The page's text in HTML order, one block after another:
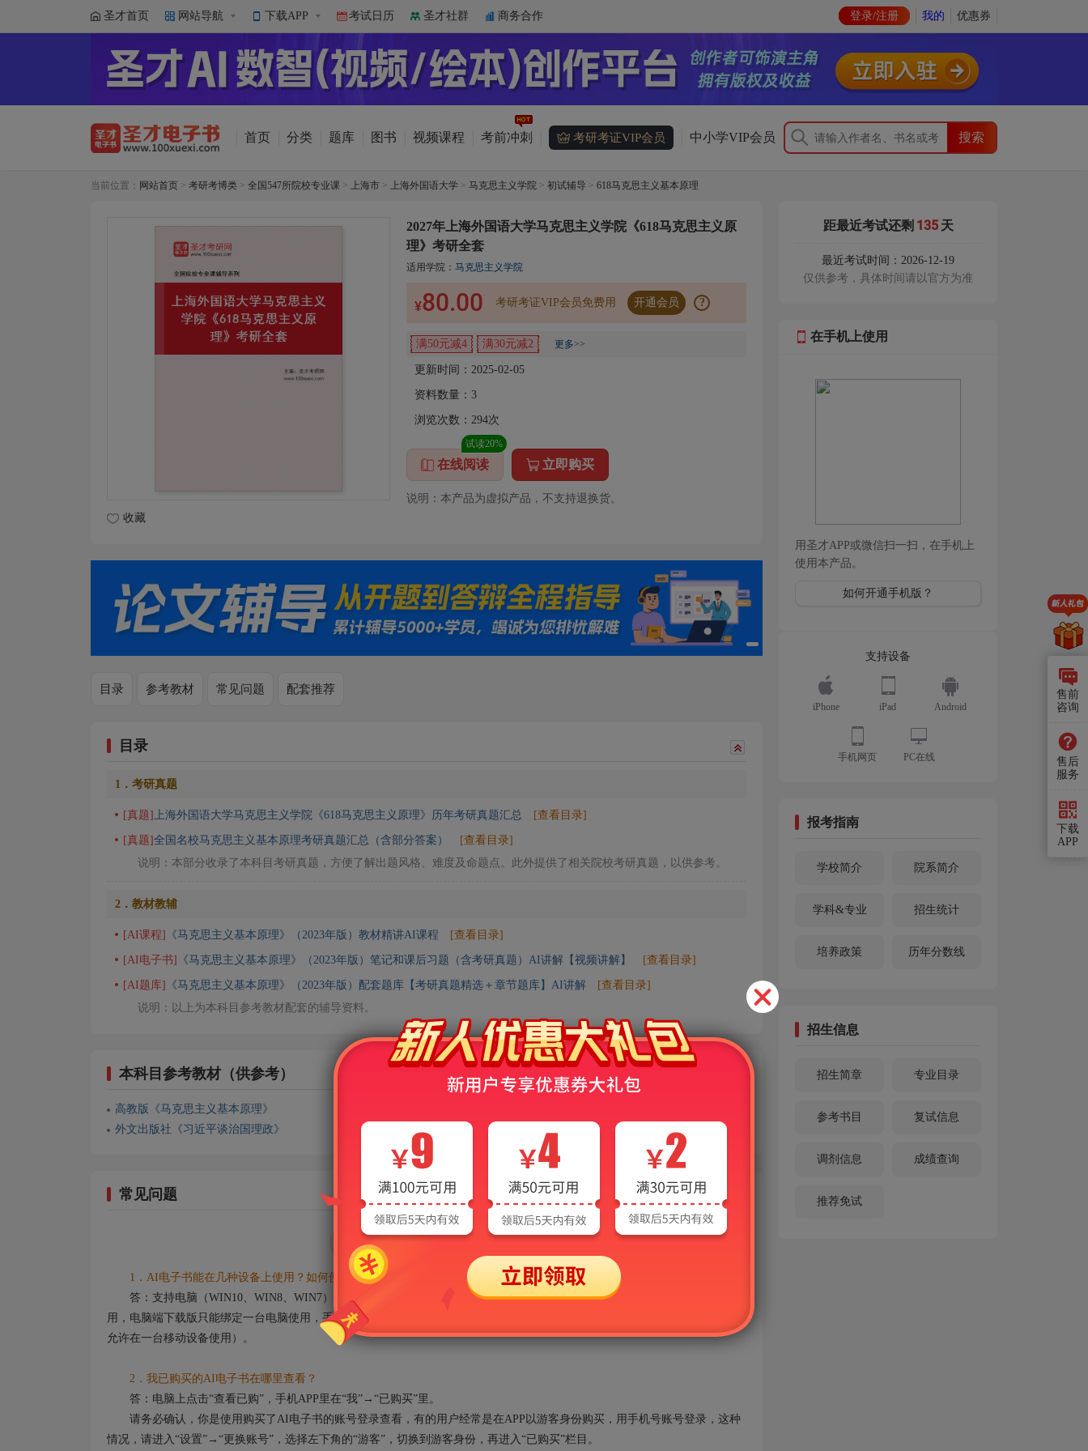
圣才首页 网站导航 下载APP 考试日历 圣才社群 商务合作 登录/注册 我的 优惠券
首页 分类 题库 图书 视频课程 考前冲刺 考研考证VIP会员 中小学VIP会员
当前位置： 网站首页 > 考研考博类 > 全国547所院校专业课 > 上海市 > 上海外国语大学 > 马克思主义学院 > 初试辅导 > 618马克思主义基本原理
收藏
2027年上海外国语大学马克思主义学院《618马克思主义原
理》考研全套
适用学院： 马克思主义学院
¥80.00 考研考证VIP会员免费用 开通会员 ?
满50元减4 满30元减2 更多>>
更新时间：2025-02-05
资料数量： 3
浏览次数： 294次
在线阅读
试读20%
立即购买
说明：本产品为虚拟产品，不支持退换货。
目录 参考教材 常见问题 配套推荐
目录
1．考研真题
[真题] 上海外国语大学马克思主义学院《618马克思主义原理》历年考研真题汇总 [查看目录]
[真题]全国名校马克思主义基本原理考研真题汇总（含部分答案）
[查看目录]
说明：本部分收录了本科目考研真题，方便了解出题风格、难度及命题点。此外提供了相关院校考研真题，以供参考。
2．教材教辅
[AI课程] 《马克思主义基本原理》（2023年版）教材精讲AI课程 [查看目录]
[AI电子书] 《马克思主义基本原理》（2023年版）笔记和课后习题（含考研真题）AI讲解【视频讲解】 [查看目录]
[AI题库] 《马克思主义基本原理》（2023年版）配套题库【考研真题精选＋章节题库】AI讲解
[查看目录]
说明：以上为本科目参考教材配套的辅导资料。
本科目参考教材（供参考）
高教版《马克思主义基本原理》
外文出版社《习近平谈治国理政》
常见问题
AI电子书常见问题
1．AI电子书能在几种设备上使用？如何使用？
答：支持电脑（WIN10、WIN8、WIN7）、手机、平板等多端同步使用。电脑端在线版在圣才学习网及旗下网站登录即可使
用，电脑端下载版只能绑定一台电脑使用，手机端及平板等移动设备下载安装圣才APP并登录即可使用（同一时间同一个账号只
允许在一台移动设备使用）。
2．我已购买的AI电子书在哪里查看？
答：电脑上点击“查看已购”，手机APP里在“我”→“已购买”里。
请务必确认，你是使用购买了AI电子书的账号登录查看，有的用户经常是在APP以游客身份购买，用手机号账号登录，这种
情况，请进入“设置”→“更换账号”，选择左下角的“游客”，切换到游客身份，再进入“已购买”栏目。
距最近考试还剩 135 天
最近考试时间：2026-12-19
仅供参考，具体时间请以官方为准
在手机上使用
用圣才APP或微信扫一扫，在手机上
使用本产品。
如何开通手机版？
支持设备
iPhone iPad Android
手机网页 PC在线
报考指南
学校简介 院系简介
学科&专业 招生统计
培养政策 历年分数线
招生信息
招生简章 专业目录
参考书目 复试信息
调剂信息 成绩查询
推荐免试
售前
咨询
售后
服务
下载
APP